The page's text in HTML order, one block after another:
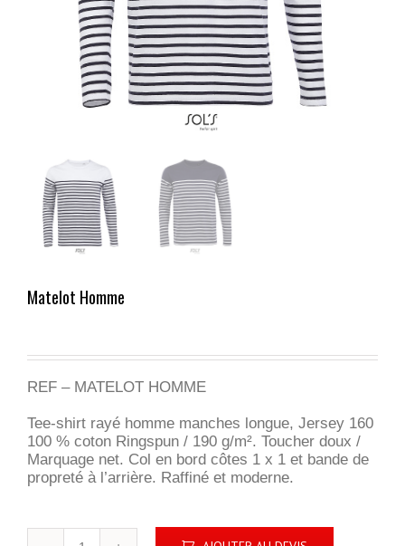
Matelot Homme
REF – MATELOT HOMME
Tee-shirt rayé homme manches longue, Jersey 160
100 % coton Ringspun / 190 g/m². Toucher doux /
Marquage net. Col en bord côtes 1 x 1 et bande de
propreté à l’arrière. Raffiné et moderne.